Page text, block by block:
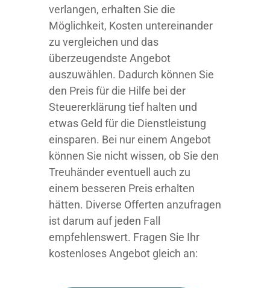
verlangen, erhalten Sie die
Möglichkeit, Kosten untereinander
zu vergleichen und das
überzeugendste Angebot
auszuwählen. Dadurch können Sie
den Preis für die Hilfe bei der
Steuererklärung tief halten und
etwas Geld für die Dienstleistung
einsparen. Bei nur einem Angebot
können Sie nicht wissen, ob Sie den
Treuhänder eventuell auch zu
einem besseren Preis erhalten
hätten. Diverse Offerten anzufragen
ist darum auf jeden Fall
empfehlenswert. Fragen Sie Ihr
kostenloses Angebot gleich an: